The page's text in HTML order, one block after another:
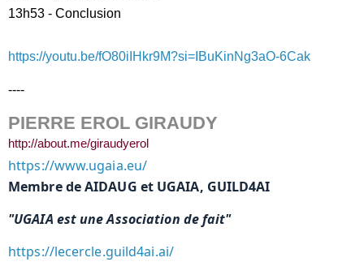
13h53 - Conclusion
https://youtu.be/fO80iIHkr9M?si=IBuKinNg3aO-6Cak
----
PIERRE EROL GIRAUDY
http://about.me/giraudyerol
https://www.ugaia.eu/
Membre de AIDAUG et UGAIA, GUILD4AI
"UGAIA est une Association de fait"
https://lecercle.guild4ai.ai/